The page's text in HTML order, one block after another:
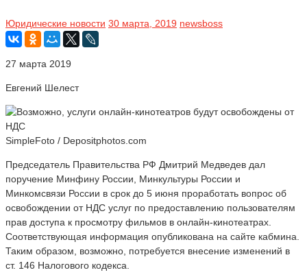
Юридические новости 30 марта, 2019 newsboss
27 марта 2019
Евгений Шелест
SimpleFoto / Depositphotos.com
Председатель Правительства РФ Дмитрий Медведев дал
поручение Минфину России, Минкультуры России и
Минкомсвязи России в срок до 5 июня проработать вопрос об
освобождении от НДС услуг по предоставлению пользователям
прав доступа к просмотру фильмов в онлайн-кинотеатрах.
Соответствующая информация опубликована на сайте кабмина.
Таким образом, возможно, потребуется внесение изменений в
ст. 146 Налогового кодекса.